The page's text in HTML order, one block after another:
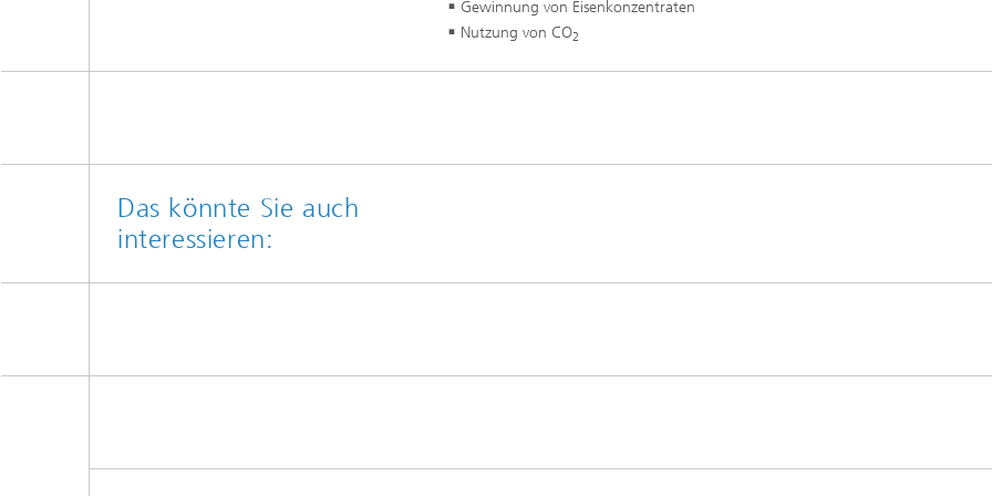
Gewinnung von Eisenkonzentraten
Nutzung von CO2
Das könnte Sie auch
interessieren: